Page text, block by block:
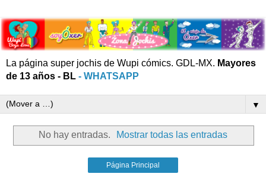
La página super jochis de Wupi cómics. GDL-MX. Mayores
de 13 años - BL - WHATSAPP
▼
No hay entradas. Mostrar todas las entradas
Página Principal